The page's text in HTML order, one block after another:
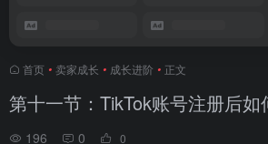
首页 • 卖家成长 • 成长进阶 • 正文
第十一节：TikTok账号注册后如
196 0 0